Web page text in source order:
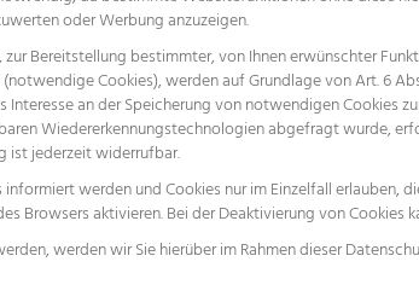
oder Werbung anzuzeigen.
Bereitstellung bestimmter, von Ihnen erwünschter
Cookies), werden auf Grundlage von Art. 6
an der Speicherung von notwendigen Cookies
Wiedererkennungstechnologien abgefragt wurde,
ist jederzeit widerrufbar.
werden und Cookies nur im Einzelfall
Browsers aktivieren. Bei der Deaktivierung von
werden wir Sie hierüber im Rahmen dieser